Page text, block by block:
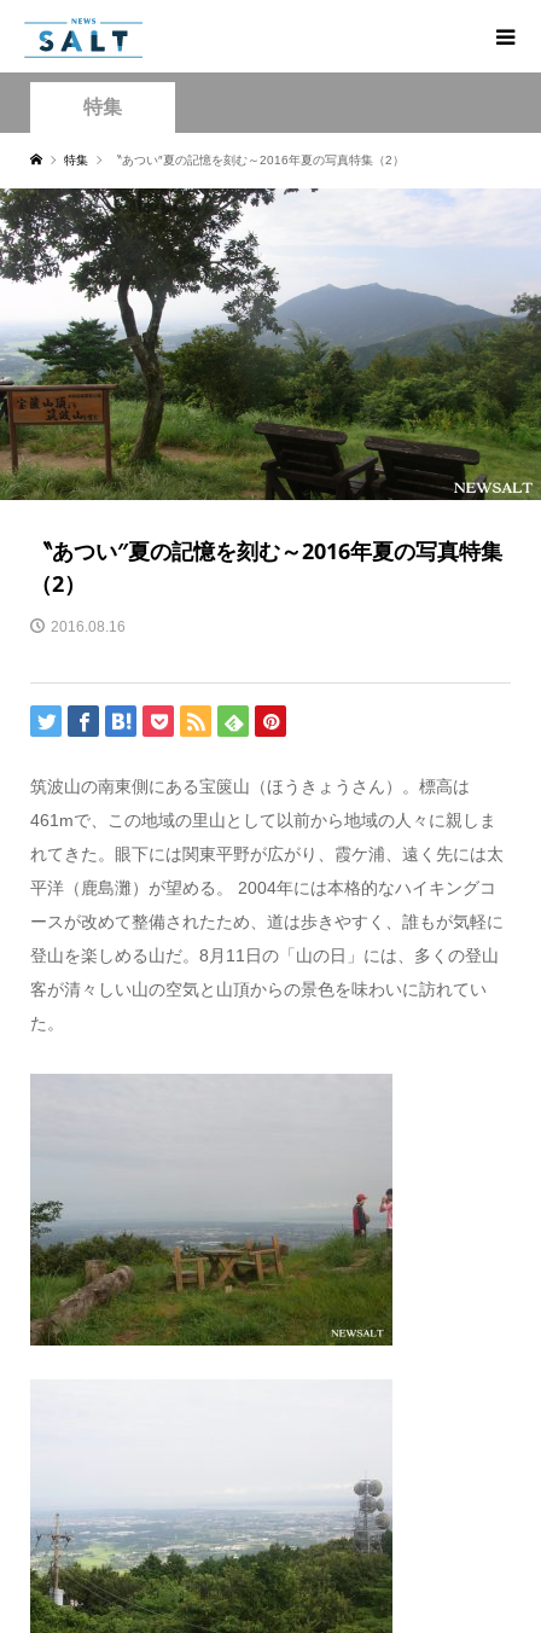
特集
特集 〝あつい″夏の記憶を刻む～2016年夏の写真特集（2）
〝あつい″夏の記憶を刻む～2016年夏の写真特集
（2）
2016.08.16
筑波山の南東側にある宝篋山（ほうきょうさん）。標高は
461mで、この地域の里山として以前から地域の人々に親しま
れてきた。眼下には関東平野が広がり、霞ケ浦、遠く先には太
平洋（鹿島灘）が望める。 2004年には本格的なハイキングコ
ースが改めて整備されたため、道は歩きやすく、誰もが気軽に
登山を楽しめる山だ。8月11日の「山の日」には、多くの登山
客が清々しい山の空気と山頂からの景色を味わいに訪れてい
た。